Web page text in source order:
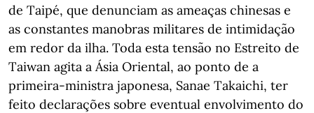
de Taipé, que denunciam as ameaças chinesas e
as constantes manobras militares de intimidação
em redor da ilha. Toda esta tensão no Estreito de
Taiwan agita a Ásia Oriental, ao ponto de a
primeira-ministra japonesa, Sanae Takaichi, ter
feito declarações sobre eventual envolvimento do